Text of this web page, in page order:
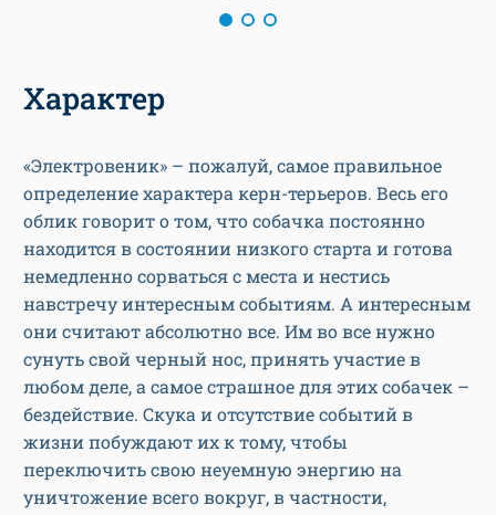
Характер
«Электровеник» – пожалуй, самое правильное
определение характера керн-терьеров. Весь его
облик говорит о том, что собачка постоянно
находится в состоянии низкого старта и готова
немедленно сорваться с места и нестись
навстречу интересным событиям. А интересным
они считают абсолютно все. Им во все нужно
сунуть свой черный нос, принять участие в
любом деле, а самое страшное для этих собачек –
бездействие. Скука и отсутствие событий в
жизни побуждают их к тому, чтобы
переключить свою неуемную энергию на
уничтожение всего вокруг, в частности,